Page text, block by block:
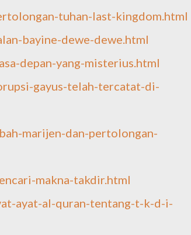
tuhan-last-kingdom.html
bayine-dewe-dewe.html
depan-yang-misterius.html
gayus-telah-tercatat-di-
marijen-dan-pertolongan-
makna-takdir.html
ayat-al-quran-tentang-t-k-d-i-